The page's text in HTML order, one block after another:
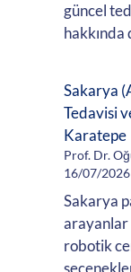
güncel
hakkında
Sakarya
Tedavisi
Karatepe
Prof. Dr.
16/07/2026
Sakarya
arayanlar
robotik